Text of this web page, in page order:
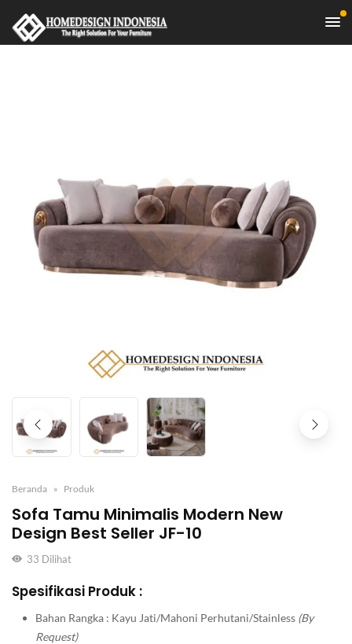
Beranda Produk
Sofa Tamu Minimalis Modern New
Design Best Seller JF-10
33 Dilihat
Spesifikasi Produk :
Bahan Rangka : Kayu Jati/Mahoni Perhutani/Stainless (By
Request)